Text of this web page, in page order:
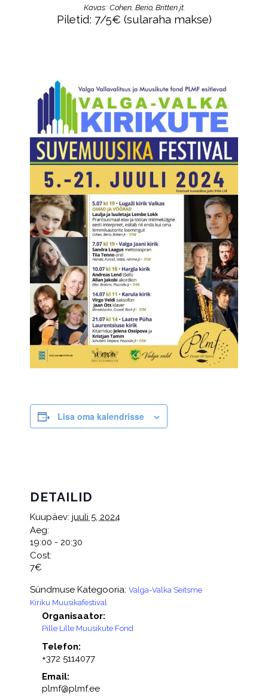
Kavas: Cohen, Berio, Britten jt.
Piletid: 7/5€ (sularaha makse)
Lisa oma kalendrisse
DETAILID
Kuupäev: juuli 5, 2024
Aeg:
19:00 - 20:30
Cost:
7€
Sündmuse Kategooria: Valga-Valka Seitsme
Kiriku Muusikafestival
Organisaator:
Pille Lille Muusikute Fond
Telefon:
+372 5114077
Email:
plmf@plmf.ee